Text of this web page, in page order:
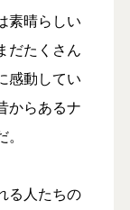
素晴らしい
だたくさん
感動してい
からあるナ
る人たちの